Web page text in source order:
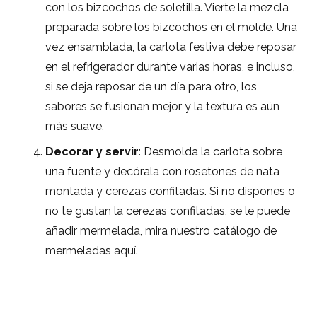
con los bizcochos de soletilla. Vierte la mezcla
preparada sobre los bizcochos en el molde. Una
vez ensamblada, la carlota festiva debe reposar
en el refrigerador durante varias horas, e incluso,
si se deja reposar de un día para otro, los
sabores se fusionan mejor y la textura es aún
más suave.
Decorar y servir: Desmolda la carlota sobre
una fuente y decórala con rosetones de nata
montada y cerezas confitadas. Si no dispones o
no te gustan la cerezas confitadas, se le puede
añadir mermelada, mira nuestro catálogo de
mermeladas aquí.